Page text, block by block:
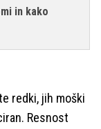
in kako
redki, jih moški
Resnost